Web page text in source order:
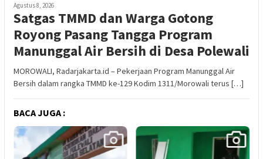
Agustus 8, 2026
Satgas TMMD dan Warga Gotong
Royong Pasang Tangga Program
Manunggal Air Bersih di Desa Polewali
MOROWALI, Radarjakarta.id – Pekerjaan Program Manunggal Air
Bersih dalam rangka TMMD ke-129 Kodim 1311/Morowali terus […]
BACA JUGA :